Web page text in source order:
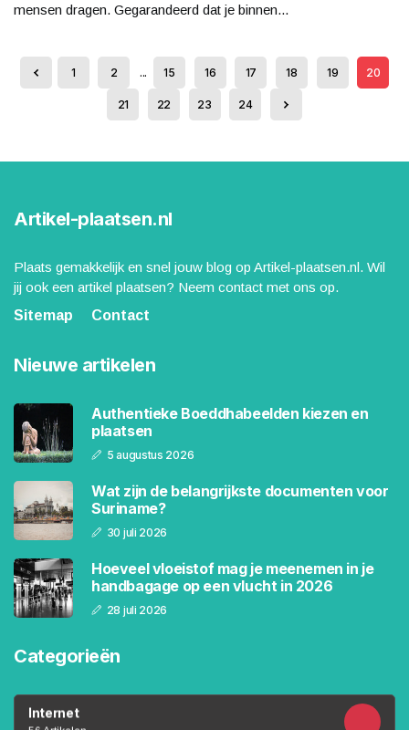
mensen dragen. Gegarandeerd dat je binnen...
1 2 ... 15 16 17 18 19 20
21 22 23 24
Artikel-plaatsen.nl
Plaats gemakkelijk en snel jouw blog op Artikel-plaatsen.nl. Wil
jij ook een artikel plaatsen? Neem contact met ons op.
Sitemap
Contact
Nieuwe artikelen
Authentieke Boeddhabeelden kiezen en
plaatsen
5 augustus 2026
Wat zijn de belangrijkste documenten voor
Suriname?
30 juli 2026
Hoeveel vloeistof mag je meenemen in je
handbagage op een vlucht in 2026
28 juli 2026
Categorieën
Internet